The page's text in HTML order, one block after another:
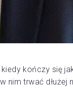
kończy się
nim trwać dłużej